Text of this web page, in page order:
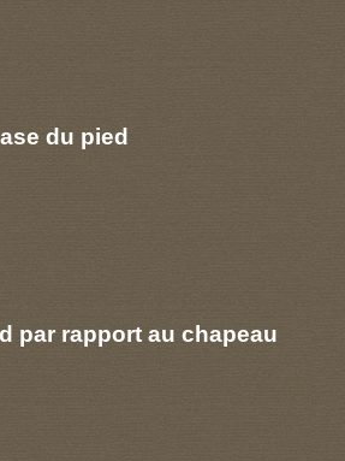
du pied
par rapport au chapeau